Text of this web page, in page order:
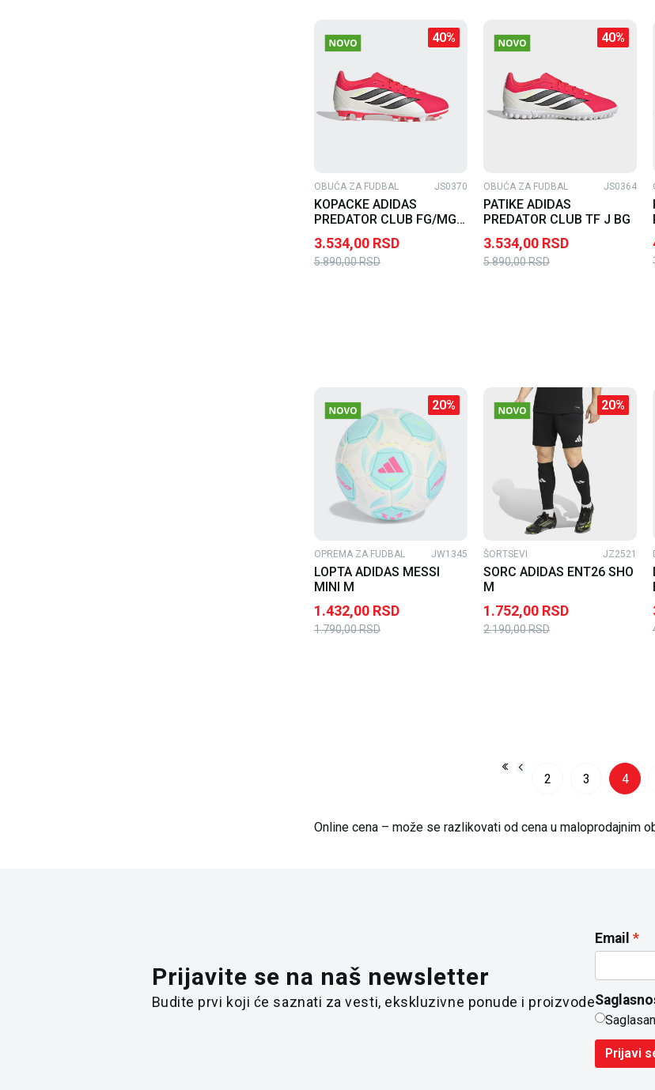
40%
OBUĆA ZA FUDBAL JS0370
KOPACKE ADIDAS
PREDATOR CLUB FG/MG J
BG
3.534,00 RSD
5.890,00RSD
40%
OBUĆA ZA FUDBAL JS0364
PATIKE ADIDAS
PREDATOR CLUB TF J BG
3.534,00 RSD
5.890,00RSD
20%
OPREMA ZA FUDBAL JW1345
LOPTA ADIDAS MESSI
MINI M
1.432,00 RSD
1.790,00RSD
20%
ŠORTSEVI JZ2521
SORC ADIDAS ENT26 SHO
M
1.752,00 RSD
2.190,00RSD
2 3 4
Online cena – može se razlikovati od cena u maloprodajnim
Prijavite se na naš newsletter
Budite prvi koji će saznati za vesti, ekskluzivne ponude i proizvode
Email
Prijavi